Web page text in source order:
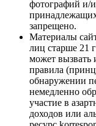
фотографий и/
запрещено.
Материалы
лиц старше 21
может вызвать
правила
обнаружении
немедленно
участие в
доходов или